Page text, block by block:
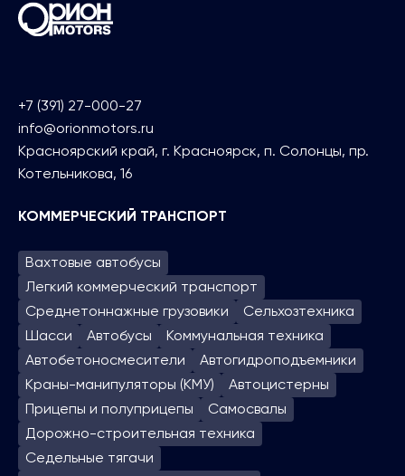
+7 (391) 27-000-27
info@orionmotors.ru
Красноярский край, г. Красноярск, п. Солонцы, пр.
Котельникова, 16
КОММЕРЧЕСКИЙ ТРАНСПОРТ
Вахтовые автобусы
Легкий коммерческий транспорт
Среднетоннажные грузовики
Сельхозтехника
Шасси
Автобусы
Коммунальная техника
Автобетоносмесители
Автогидроподъем­ники
Краны-манипуляторы (КМУ)
Автоцистерны
Прицепы и полуприцепы
Самосвалы
Дорожно-строительная техника
Седельные тягачи